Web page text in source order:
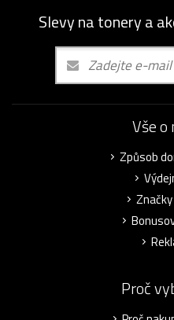
Slevy na tonery a
Vše o
Způsob
Proč